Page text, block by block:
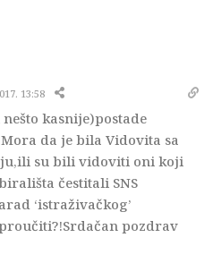
13:58
kasnije)postade
da je bila Vidovita sa
su bili vidoviti oni koji
čestitali SNS
‘istraživačkog’
pozdrav